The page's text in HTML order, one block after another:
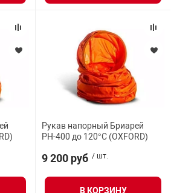
Рукав напорный Бриарей
РН-400 до 120°С (OXFORD)
9 200 руб / шт.
В КОРЗИНУ